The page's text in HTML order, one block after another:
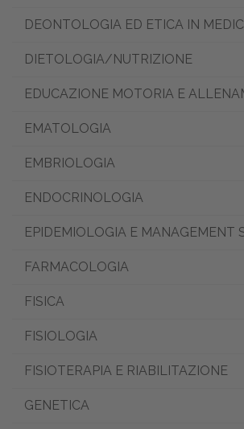
DEONTOLOGIA ED ETICA IN
DIETOLOGIA/NUTRIZIONE
EDUCAZIONE MOTORIA E
EMATOLOGIA
EMBRIOLOGIA
ENDOCRINOLOGIA
EPIDEMIOLOGIA E MANAGEMENT
FARMACOLOGIA
FISICA
FISIOLOGIA
FISIOTERAPIA E RIABILITAZIONE
GENETICA